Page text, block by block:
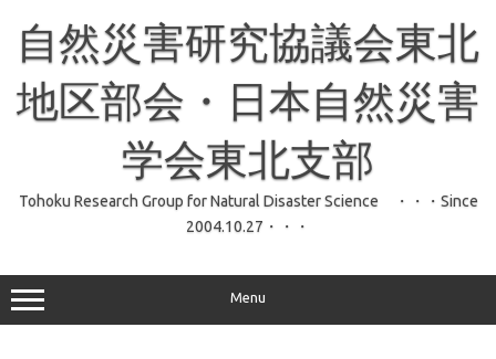
自然災害研究協議会東北
地区部会・日本自然災害
学会東北支部
Tohoku Research Group for Natural Disaster Science ・・・Since
2004.10.27・・・
Menu